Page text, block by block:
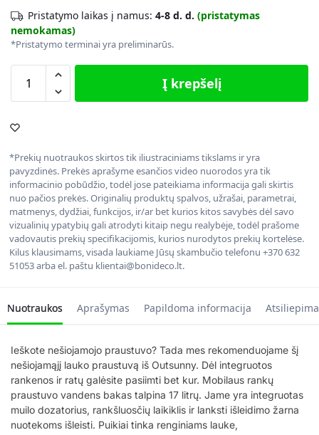
Pristatymo laikas į namus: 4-8 d. d. (pristatymas
nemokamas)
*Pristatymo terminai yra preliminarūs.
Į krepšelį
*Prekių nuotraukos skirtos tik iliustraciniams tikslams ir yra
pavyzdinės. Prekės aprašyme esančios video nuorodos yra tik
informacinio pobūdžio, todėl jose pateikiama informacija gali skirtis
nuo pačios prekės. Originalių produktų spalvos, užrašai, parametrai,
matmenys, dydžiai, funkcijos, ir/ar bet kurios kitos savybės dėl savo
vizualinių ypatybių gali atrodyti kitaip negu realybėje, todėl prašome
vadovautis prekių specifikacijomis, kurios nurodytos prekių kortelėse.
Kilus klausimams, visada laukiame Jūsų skambučio telefonu +370 632
51053 arba el. paštu klientai@bonideco.lt.
Nuotraukos Aprašymas Papildoma informacija
Ieškote nešiojamojo praustuvo? Tada mes rekomenduojame šį
nešiojamąjį lauko praustuvą iš Outsunny. Dėl integruotos
rankenos ir ratų galėsite pasiimti bet kur. Mobilaus rankų
praustuvo vandens bakas talpina 17 litrų. Jame yra integruotas
muilo dozatorius, rankšluosčių laikiklis ir lanksti išleidimo žarna
nuotekoms išleisti. Puikiai tinka renginiams lauke,